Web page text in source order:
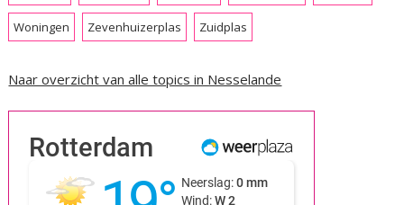
Woningen Zevenhuizerplas Zuidplas
Naar overzicht van alle topics in Nesselande